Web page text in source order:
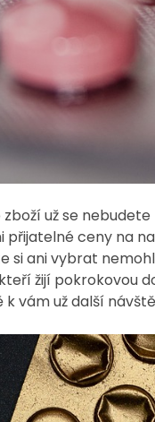
už se
ceny na
si ani vybrat
žijí pokrokovou
vám už další